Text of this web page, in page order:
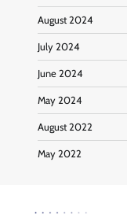
August 2024
July 2024
June 2024
May 2024
August 2022
May 2022